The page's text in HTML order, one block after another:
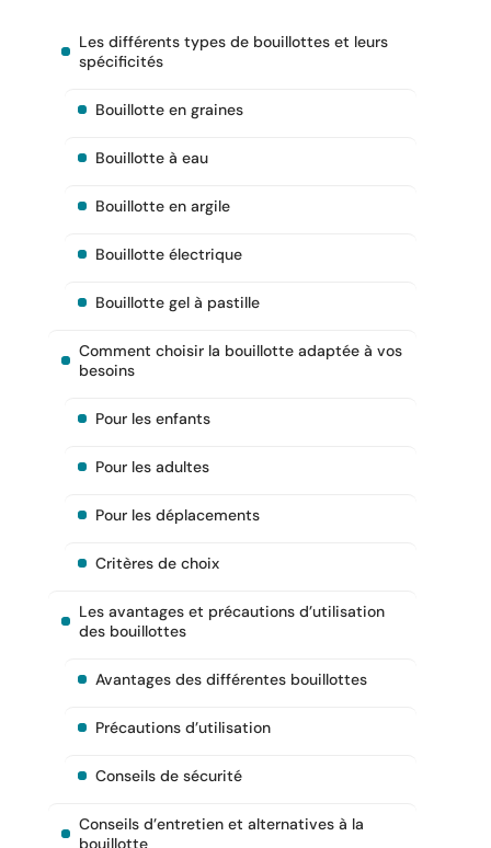
Les différents types de bouillottes et leurs
spécificités
Bouillotte en graines
Bouillotte à eau
Bouillotte en argile
Bouillotte électrique
Bouillotte gel à pastille
Comment choisir la bouillotte adaptée à vos
besoins
Pour les enfants
Pour les adultes
Pour les déplacements
Critères de choix
Les avantages et précautions d’utilisation
des bouillottes
Avantages des différentes bouillottes
Précautions d’utilisation
Conseils de sécurité
Conseils d’entretien et alternatives à la
bouillotte